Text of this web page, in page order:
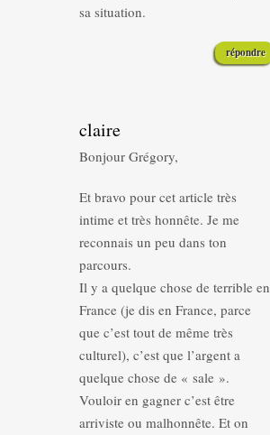
sa situation.
répondre
claire
Bonjour Grégory,
Et bravo pour cet article très
intime et très honnête. Je me
reconnais un peu dans ton
parcours.
Il y a quelque chose de terrible en
France (je dis en France, parce
que c’est tout de même très
culturel), c’est que l’argent a
quelque chose de « sale ».
Vouloir en gagner c’est être
arriviste ou malhonnête. Et on